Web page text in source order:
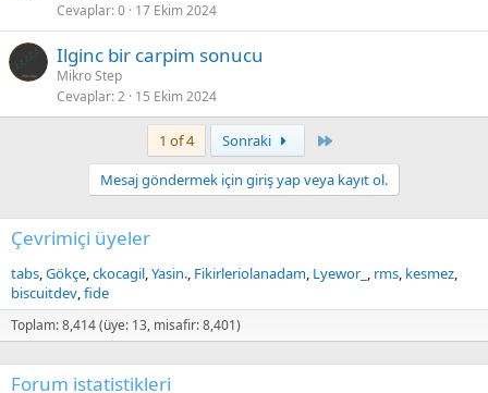
Cevaplar 0 17 Ekim 2024
Ilginc bir carpim sonucu
Mikro Step
Cevaplar 2 15 Ekim 2024
1 of 4 Sonraki
Mesaj göndermek için giriş yap veya kayıt ol.
Çevrimiçi üyeler
tabs Gökçe ckocagil Yasin. Fikirleriolanadam Lyewor_ rms kesmez
biscuitdev fide
Toplam: 8,414 (üye: 13, misafir: 8,401)
Forum istatistikleri